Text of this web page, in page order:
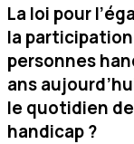
La loi pour
la
personnes
ans
le quotidien
handicap ?